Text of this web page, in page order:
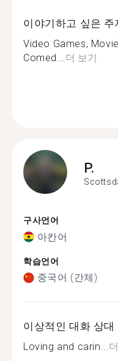
이야기하고 싶은 주
Video Games,
Comed...더 보기
P.
구사언어
아칸어
학습언어
중국어 (간체)
이상적인 대화 상대
Loving and carin...